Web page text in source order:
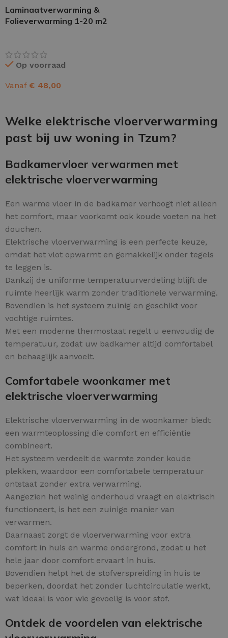
Laminaatverwarming &
Folieverwarming 1-20 m2
Op voorraad
Vanaf € 48,00
Welke elektrische vloerverwarming
past bij uw woning in Tzum?
Badkamervloer verwarmen met
elektrische vloerverwarming
Een warme vloer in de badkamer verhoogt niet alleen
het comfort, maar voorkomt ook koude voeten na het
douchen.
Elektrische vloerverwarming is een perfecte keuze,
omdat het vlot opwarmt en gemakkelijk onder tegels
te leggen is.
Dankzij de uniforme temperatuurverdeling blijft de
ruimte heerlijk warm zonder traditionele verwarming.
Bovendien is het systeem zuinig en geschikt voor
vochtige ruimtes.
Met een moderne thermostaat regelt u eenvoudig de
temperatuur, zodat uw badkamer altijd comfortabel
en behaaglijk aanvoelt.
Comfortabele woonkamer met
elektrische vloerverwarming
Elektrische vloerverwarming in de woonkamer biedt
een warmteoplossing die comfort en efficiëntie
combineert.
Het systeem verdeelt de warmte zonder koude
plekken, waardoor een comfortabele temperatuur
ontstaat zonder extra verwarming.
Aangezien het weinig onderhoud vraagt en elektrisch
functioneert, is het een zuinige manier van
verwarmen.
Daarnaast zorgt de vloerverwarming voor extra
comfort in huis en warme ondergrond, zodat u het
hele jaar door comfort ervaart in huis.
Bovendien helpt het de stofverspreiding in huis te
beperken, doordat het zonder luchtcirculatie werkt,
wat ideaal is voor wie gevoelig is voor stof.
Ontdek de voordelen van elektrische